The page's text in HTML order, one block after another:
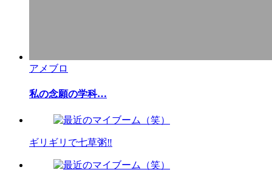
アメブロ
私の念願の学科…
ギリギリで七草粥‼︎